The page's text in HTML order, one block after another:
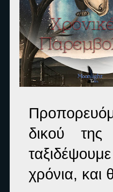
δικού
χρόνια, και